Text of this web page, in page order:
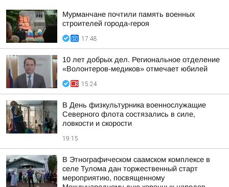
Мурманчане почтили память военных
строителей города-героя
17:48
10 лет добрых дел. Региональное отделение
«Волонтеров-медиков» отмечает юбилей
15:24
В День физкультурника военнослужащие
Северного флота состязались в силе,
ловкости и скорости
19:15
В Этнографическом саамском комплексе в
селе Тулома дан торжественный старт
мероприятию, посвященному